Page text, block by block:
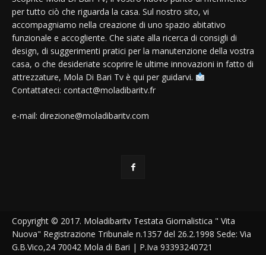
per tutto ciò che riguarda la casa. Sul nostro sito, vi
accompagniamo nella creazione di uno spazio abitativo
funzionale e accogliente. Che siate alla ricerca di consigli di
design, di suggerimenti pratici per la manutenzione della vostra
casa, o che desideriate scoprire le ultime innovazioni in fatto di
attrezzature, Mola Di Bari Tv è qui per guidarvi.
Contattateci: contact@moladibaritv.fr
e-mail: direzione@moladibaritv.com
Copyright © 2017. Moladibaritv Testata Giornalistica " Vita
Nuova" Registrazione Tribunale n.1357 del 26.2.1998 Sede: Via
G.B.Vico,24 70042 Mola di Bari | P.Iva 93393240721